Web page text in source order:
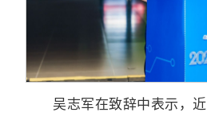
吴志军在致辞中表示，